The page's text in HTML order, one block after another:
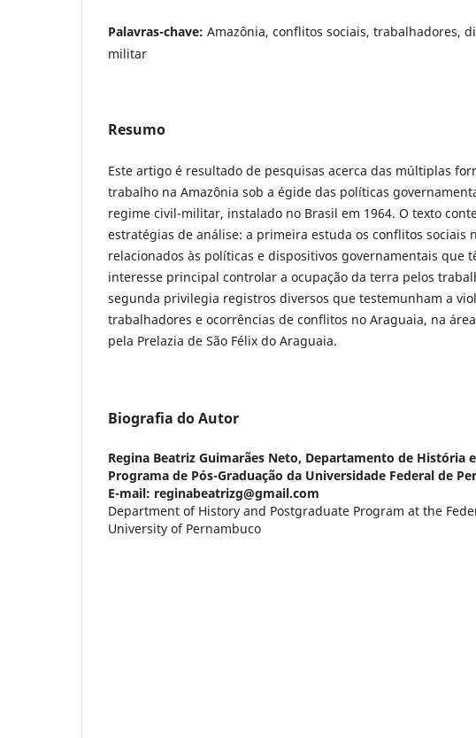
Palavras-chave: Amazônia, conflitos sociais, trabalhadores,
militar
Resumo
Este artigo é resultado de pesquisas acerca das múltiplas
trabalho na Amazônia sob a égide das políticas
regime civil-militar, instalado no Brasil em 1964. O texto
estratégias de análise: a primeira estuda os conflitos sociais
relacionados às políticas e dispositivos governamentais que
interesse principal controlar a ocupação da terra pelos
segunda privilegia registros diversos que testemunham a
trabalhadores e ocorrências de conflitos no Araguaia, na
pela Prelazia de São Félix do Araguaia.
Biografia do Autor
Regina Beatriz Guimarães Neto, Departamento de História
Programa de Pós-Graduação da Universidade Federal de
E-mail: reginabeatrizg@gmail.com
Department of History and Postgraduate Program at the
University of Pernambuco